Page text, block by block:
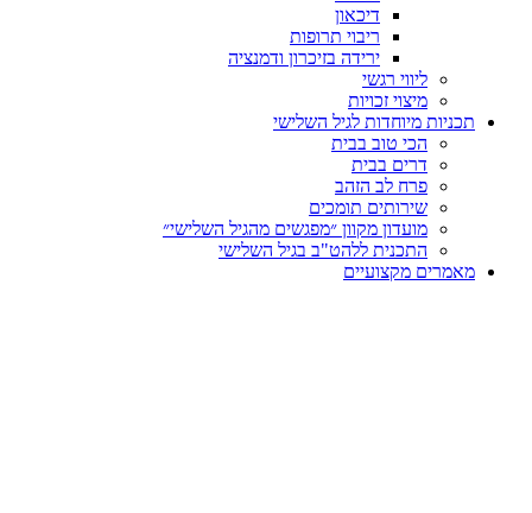
ריבוי תרופות
ירידה בזיכרון ודמנציה
מיצוי זכויות
מיוחדות לגיל השלישי
הכי טוב בבית
דרים בבית
פרח לב הזהב
שירותים תומכים
מועדון מקוון ״מפגשים מהגיל השלישי״
התכנית ללהט"ב בגיל השלישי
מקצועיים